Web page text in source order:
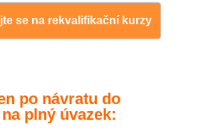
se na rekvalifikační kurzy
po návratu do
plný úvazek: